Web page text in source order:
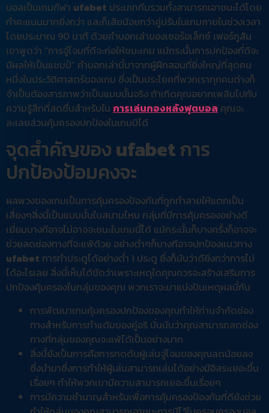
บอลเป็นเกมกีฬา ufabet ประเภททีมรวมทั้งสามารถเอาชนะได้โดย
ทำคะแนนมากยิ่งกว่า และก็เสียน้อยกว่าคู่ปรับในเกมภายในช่วงเวลา
โดยประมาณ 90 นาที ด้วยคำบอกเล่าของเซอร์อเล็กซ์ เฟอร์กูสัน
เขาพูดว่า “การจู่โจมที่ดีจะก่อให้ชนะเกม แม้กระนั้นการปกป้องที่ดีจะ
มีผลให้เป็นแชมป์” คำบอกเล่านี้มาจากผู้ฝึกสอนที่ยิ่งใหญ่ที่สุดคน
หนึ่งในประวัติศาสตร์ของเกม ซึ่งเป็นประโยคที่พวกเราทุกคนต่างก็
จำเป็นต้องสารภาพว่าเป็นแบบนั้นจริง ถ้าเกิดคุณอยากเพลินไปกับ
ความรู้สึกที่สดชื่นสำหรับใน การเล่นกองหลังฟุตบอล คุณจะ
ละเลยส่วนคุ้มครองปกป้องในเกมมิได้
จุดสำคัญของufabetการ
ปกป้องป้อมคงจะ
ผลพวงของเกมเป็นการคุ้มครองป้องกันที่ถูกทำลายให้แตกเป็น
เสี่ยงๆสิ่งนี้เป็นแบบนั้นในสนามไหม กลุ่มที่มีการคุ้มครองอย่างดี
เยี่ยมบางทีอาจไม่อาจจะชนะในเกมนี้ได้ แม้กระนั้นก็บางครั้งก็อาจจะ
ช่วยลดช่องทางที่จะแพ้ด้วย อย่างต่ำๆก็บางทีอาจปกป้องแนวทาง
ufabet การทำประตูได้อย่างต่ำ 1 ประตู ซึ่งก็นับว่าดียิ่งกว่าการไม่
ได้อะไรเลย สิ่งนี้เห็นได้ชัดว่าเพราะเหตุใดคุณควรจะสร้างเสริมการ
ปกป้องคุ้มครองในกลุ่มของคุณ พวกเราจะมาแบ่งปันเหตุผลนี้กัน
การพัฒนาเกมคุ้มครองปกป้องของคุณทำให้ท่านจำกัดช่อง
ทางสำหรับการทำแต้มของคู่อริ นั่นนับว่าคุณสามารถลดช่อง
ทางที่กลุ่มของคุณจะแพ้ได้เป็นอย่างมาก
สิ่งนี้ยังเป็นการคือการกดดันผู้เล่นจู่โจมของคุณลดน้อยลง
ซึ่งนำมาซึ่งการทำให้ผู้เล่นสามารถเล่นได้อย่างมีอิสระเยอะขึ้น
เรื่อยๆ ทำให้พวกเขามีความสามารถเยอะขึ้นเรื่อยๆ
การมีความชำนาญสำหรับเพื่อการคุ้มครองป้องกันที่ดียังช่วย